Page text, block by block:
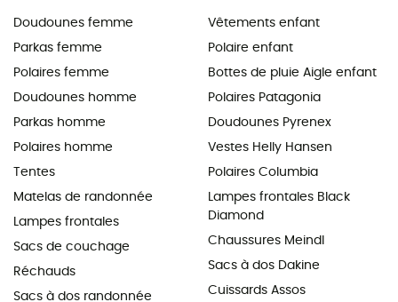
Doudounes femme
Parkas femme
Polaires femme
Doudounes homme
Parkas homme
Polaires homme
Tentes
Matelas de randonnée
Lampes frontales
Sacs de couchage
Réchauds
Sacs à dos randonnée
Vêtements enfant
Polaire enfant
Bottes de pluie Aigle enfant
Polaires Patagonia
Doudounes Pyrenex
Vestes Helly Hansen
Polaires Columbia
Lampes frontales Black
Diamond
Chaussures Meindl
Sacs à dos Dakine
Cuissards Assos